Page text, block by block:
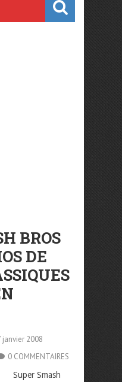
BROS
DE
janvier 2008
0 COMMENTAIRES
Super Smash